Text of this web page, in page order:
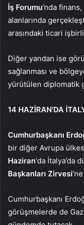
İş Forumu‘nda
alanlarında
arasındaki ticari
Diğer yandan ise
sağlanması ve
yürütülen diplomatik
14 HAZİRAN’DA
Cumhurbaşkanı
bir diğer Avrupa
Haziran‘da İtalya’da
Başkanları Zirvesi
Cumhurbaşkanı
görüşmelerde de